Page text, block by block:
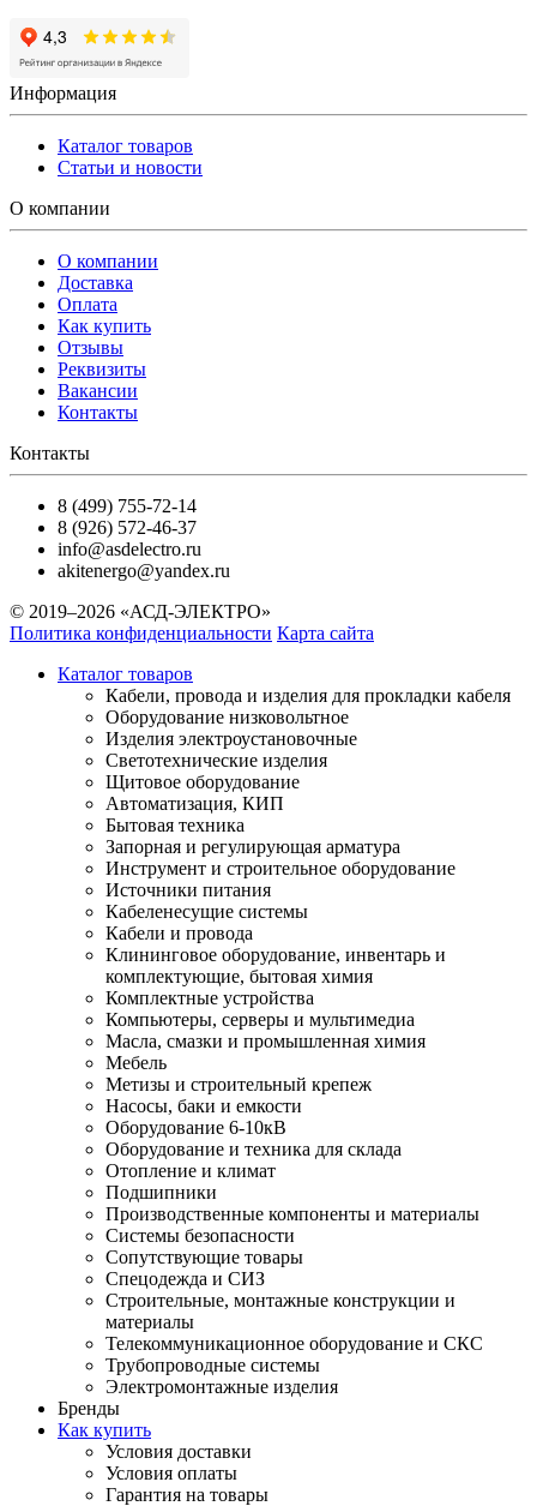
Информация
Каталог товаров
Статьи и новости
О компании
О компании
Доставка
Оплата
Как купить
Отзывы
Реквизиты
Вакансии
Контакты
Контакты
8 (499) 755-72-14
8 (926) 572-46-37
info@asdelectro.ru
akitenergo@yandex.ru
© 2019–2026 «АСД-ЭЛЕКТРО»
Политика конфиденциальности Карта сайта
Каталог товаров
Кабели, провода и изделия для прокладки кабеля
Оборудование низковольтное
Изделия электроустановочные
Светотехнические изделия
Щитовое оборудование
Автоматизация, КИП
Бытовая техника
Запорная и регулирующая арматура
Инструмент и строительное оборудование
Источники питания
Кабеленесущие системы
Кабели и провода
Клининговое оборудование, инвентарь и
комплектующие, бытовая химия
Комплектные устройства
Компьютеры, серверы и мультимедиа
Масла, смазки и промышленная химия
Мебель
Метизы и строительный крепеж
Насосы, баки и емкости
Оборудование 6-10кВ
Оборудование и техника для склада
Отопление и климат
Подшипники
Производственные компоненты и материалы
Системы безопасности
Сопутствующие товары
Спецодежда и СИЗ
Строительные, монтажные конструкции и
материалы
Телекоммуникационное оборудование и СКС
Трубопроводные системы
Электромонтажные изделия
Бренды
Как купить
Условия доставки
Условия оплаты
Гарантия на товары